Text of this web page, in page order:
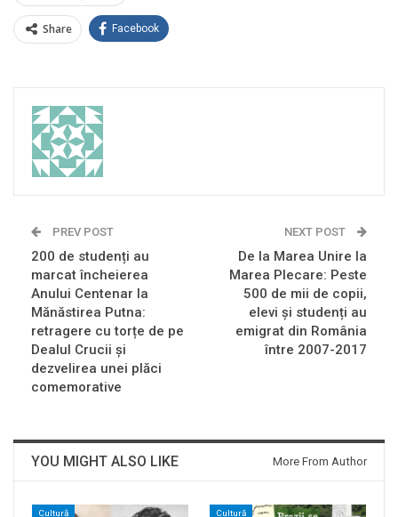
Share Facebook
PREV POST
200 de studenți au
marcat încheierea
Anului Centenar la
Mănăstirea Putna:
retragere cu torțe de pe
Dealul Crucii și
dezvelirea unei plăci
comemorative
NEXT POST
De la Marea Unire la
Marea Plecare: Peste
500 de mii de copii,
elevi și studenți au
emigrat din România
între 2007-2017
YOU MIGHT ALSO LIKE More From Author
Cultură Cultură